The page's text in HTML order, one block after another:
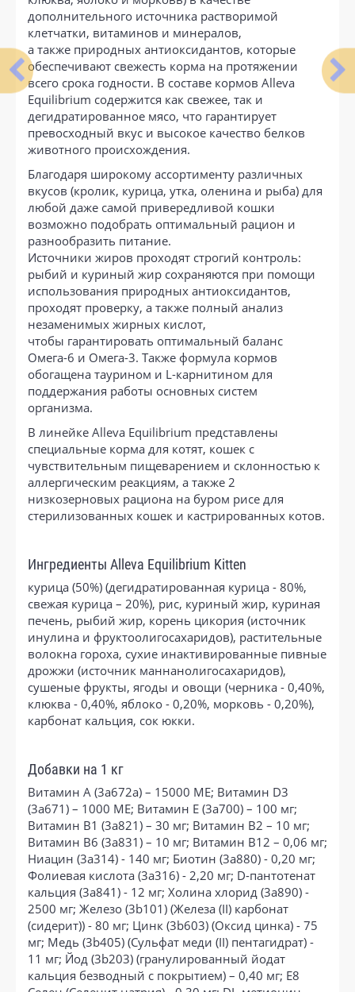
дополнительного источника растворимой
клетчатки, витаминов и минералов,
а также природных антиоксидантов, которые
обеспечивают свежесть корма на протяжении
всего срока годности. В составе кормов Alleva
Equilibrium содержится как свежее, так и
дегидратированное мясо, что гарантирует
превосходный вкус и высокое качество белков
животного происхождения.
Благодаря широкому ассортименту различных
вкусов (кролик, курица, утка, оленина и рыба) для
любой даже самой привередливой кошки
возможно подобрать оптимальный рацион и
разнообразить питание.
Источники жиров проходят строгий контроль:
рыбий и куриный жир сохраняются при помощи
использования природных антиоксидантов,
проходят проверку, а также полный анализ
незаменимых жирных кислот,
чтобы гарантировать оптимальный баланс
Омега-6 и Омега-3. Также формула кормов
обогащена таурином и L-карнитином для
поддержания работы основных систем
организма.
В линейке Alleva Equilibrium представлены
специальные корма для котят, кошек с
чувствительным пищеварением и склонностью к
аллергическим реакциям, а также 2
низкозерновых рациона на буром рисе для
стерилизованных кошек и кастрированных котов.
Ингредиенты Alleva Equilibrium Kitten
курица (50%) (дегидратированная курица - 80%,
свежая курица – 20%), рис, куриный жир, куриная
печень, рыбий жир, корень цикория (источник
инулина и фруктоолигосахаридов), растительные
волокна гороха, сухие инактивированные пивные
дрожжи (источник маннанолигосахаридов),
сушеные фрукты, ягоды и овощи (черника - 0,40%,
клюква - 0,40%, яблоко - 0,20%, морковь - 0,20%),
карбонат кальция, сок юкки.
Добавки на 1 кг
Витамин А (3a672a) – 15000 МЕ; Витамин D3
(3a671) – 1000 МЕ; Витамин Е (3а700) – 100 мг;
Витамин B1 (3a821) – 30 мг; Витамин B2 – 10 мг;
Витамин B6 (3a831) – 10 мг; Витамин B12 – 0,06 мг;
Ниацин (3а314) - 140 мг; Биотин (3a880) - 0,20 мг;
Фолиевая кислота (3a316) - 2,20 мг; D-пантотенат
кальция (3a841) - 12 мг; Холина хлорид (3a890) -
2500 мг; Железо (3b101) (Железа (II) карбонат
(сидерит)) - 80 мг; Цинк (3b603) (Оксид цинка) - 75
мг; Медь (3b405) (Сульфат меди (II) пентагидрат) -
11 мг; Йод (3b203) (гранулированный йодат
кальция безводный с покрытием) – 0,40 мг; E8